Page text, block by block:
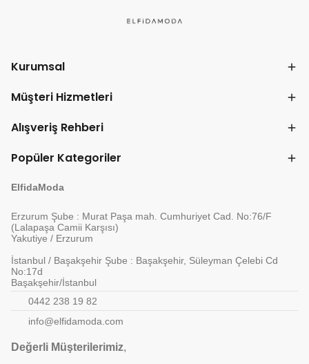
Kurumsal
Müşteri Hizmetleri
Alışveriş Rehberi
Popüler Kategoriler
ElfidaModa
Erzurum Şube : Murat Paşa mah. Cumhuriyet Cad. No:76/F
(Lalapaşa Camii Karşısı)
Yakutiye / Erzurum
İstanbul / Başakşehir Şube : Başakşehir, Süleyman Çelebi Cd
No:17d
Başakşehir/İstanbul
0442 238 19 82
info@elfidamoda.com
Değerli Müşterilerimiz,